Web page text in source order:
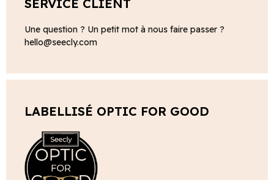
SERVICE CLIENT
Une question ? Un petit mot à nous faire passer ?
hello@seecly.com
LABELLISÉ OPTIC FOR GOOD